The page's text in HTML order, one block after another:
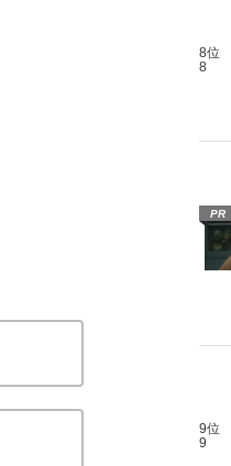
2025年8
8位
8
PR
9位
9